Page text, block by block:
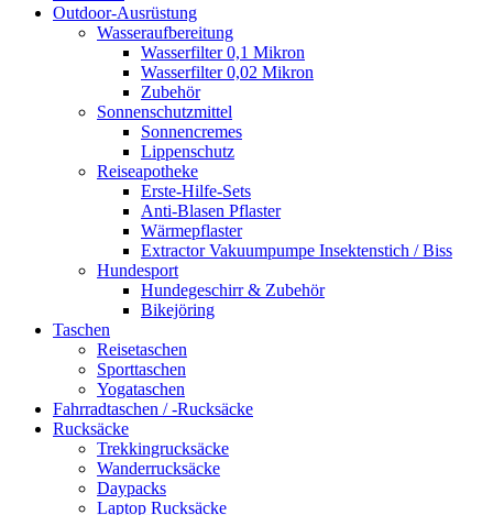
Outdoor-Ausrüstung
Wasseraufbereitung
Wasserfilter 0,1 Mikron
Wasserfilter 0,02 Mikron
Zubehör
Sonnenschutzmittel
Sonnencremes
Lippenschutz
Reiseapotheke
Erste-Hilfe-Sets
Anti-Blasen Pflaster
Wärmepflaster
Extractor Vakuumpumpe Insektenstich / Biss
Hundesport
Hundegeschirr & Zubehör
Bikejöring
Taschen
Reisetaschen
Sporttaschen
Yogataschen
Fahrradtaschen / -Rucksäcke
Rucksäcke
Trekkingrucksäcke
Wanderrucksäcke
Daypacks
Laptop Rucksäcke